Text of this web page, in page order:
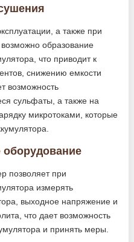
а также при
образование
что приводит к
снижению емкости
возможность
сульфаты, а также на
микротоками, которые
позволяет при
измерять
выходное напряжение и
что дает возможность
и принять меры.